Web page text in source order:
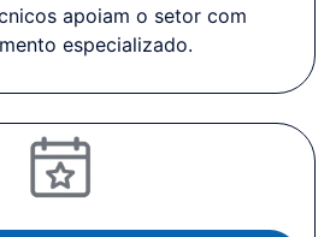
apoiam o setor com
especializado.